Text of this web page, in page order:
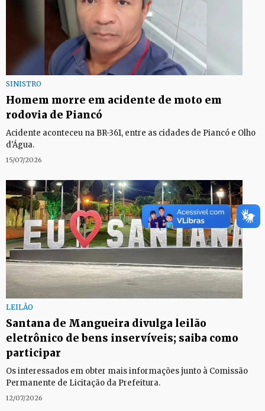
SINISTRO
Homem morre em acidente de moto em
rodovia de Piancó
Acidente aconteceu na BR-361, entre as cidades de Piancó e Olho
d'Água.
15/07/2026
LEILÃO
Santana de Mangueira divulga leilão
eletrônico de bens inservíveis; saiba como
participar
Os interessados em obter mais informações junto à Comissão
Permanente de Licitação da Prefeitura.
12/07/2026